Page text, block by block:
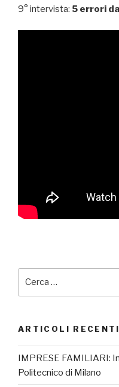
9° intervista: 5 errori
ARTICOLI RECENTI
IMPRESE FAMILIARI:
Politecnico di Milano